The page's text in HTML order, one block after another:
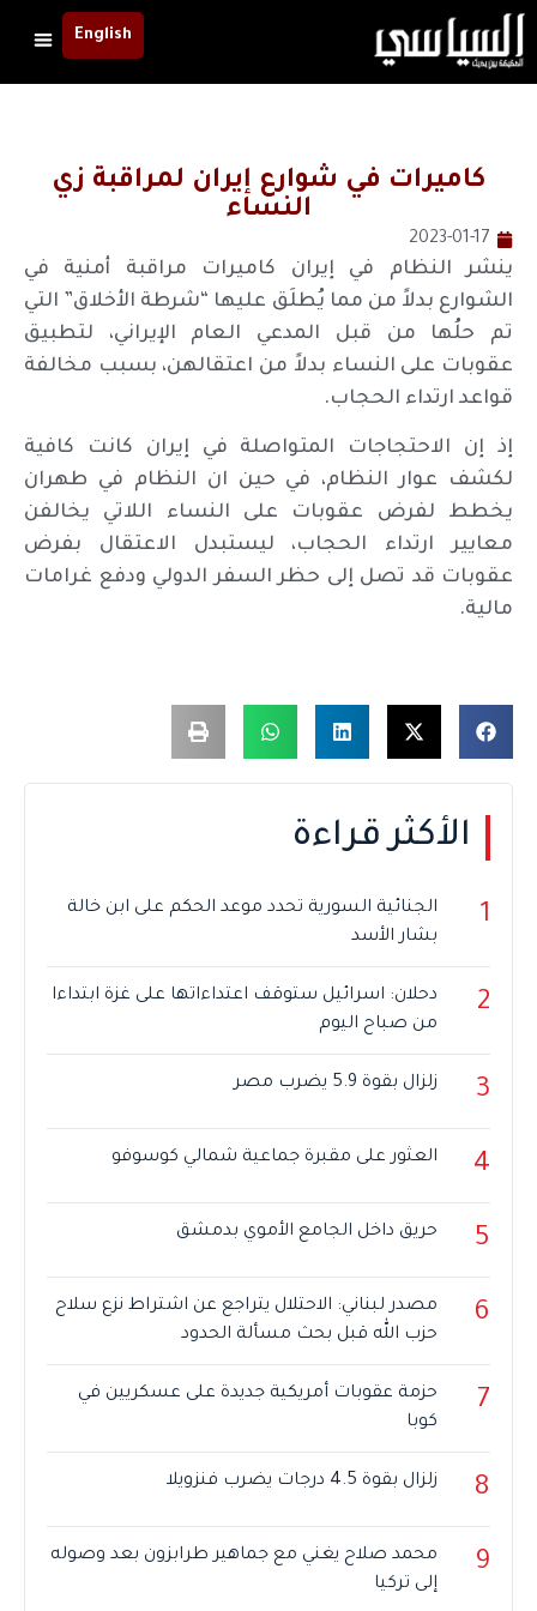
English
كاميرات في شوارع إيران لمراقبة زي
النساء
2023-01-17
ينشر النظام في إيران كاميرات مراقبة أمنية في
الشوارع بدلاً من مما يُطلَق عليها “شرطة الأخلاق” التي
تم حلُها من قبل المدعي العام الإيراني، لتطبيق
عقوبات على النساء بدلاً من اعتقالهن، بسبب مخالفة
قواعد ارتداء الحجاب.
إذ إن الاحتجاجات المتواصلة في إيران كانت كافية
لكشف عوار النظام، في حين ان النظام في طهران
يخطط لفرض عقوبات على النساء اللاتي يخالفن
معايير ارتداء الحجاب، ليستبدل الاعتقال بفرض
عقوبات قد تصل إلى حظر السفر الدولي ودفع غرامات
مالية.
الأكثر قراءة
1
الجنائية السورية تحدد موعد الحكم على ابن خالة
بشار الأسد
2
دحلان: اسرائيل ستوقف اعتداءاتها على غزة ابتداءا
من صباح اليوم
3 زلزال بقوة 5.9 يضرب مصر
4 العثور على مقبرة جماعية شمالي كوسوفو
5 حريق داخل الجامع الأموي بدمشق
6
مصدر لبناني: الاحتلال يتراجع عن اشتراط نزع سلاح
حزب الله قبل بحث مسألة الحدود
7
حزمة عقوبات أمريكية جديدة على عسكريين في
كوبا
8 زلزال بقوة 4.5 درجات يضرب فنزويلا
9
محمد صلاح يغني مع جماهير طرابزون بعد وصوله
إلى تركيا